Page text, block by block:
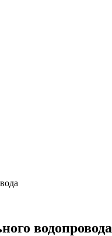
водопровода